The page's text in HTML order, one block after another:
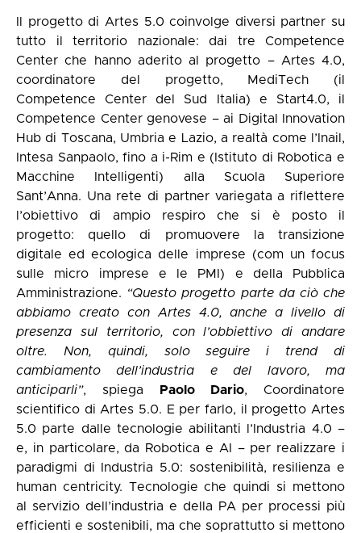
Il progetto di Artes 5.0 coinvolge diversi partner su
tutto il territorio nazionale: dai tre Competence
Center che hanno aderito al progetto – Artes 4.0,
coordinatore del progetto, MediTech (il
Competence Center del Sud Italia) e Start4.0, il
Competence Center genovese – ai Digital Innovation
Hub di Toscana, Umbria e Lazio, a realtà come l’Inail,
Intesa Sanpaolo, fino a i-Rim e (Istituto di Robotica e
Macchine Intelligenti) alla Scuola Superiore
Sant’Anna. Una rete di partner variegata a riflettere
l’obiettivo di ampio respiro che si è posto il
progetto: quello di promuovere la transizione
digitale ed ecologica delle imprese (com un focus
sulle micro imprese e le PMI) e della Pubblica
Amministrazione. “Questo progetto parte da ciò che
abbiamo creato con Artes 4.0, anche a livello di
presenza sul territorio, con l’obbiettivo di andare
oltre. Non, quindi, solo seguire i trend di
cambiamento dell’industria e del lavoro, ma
anticiparli”, spiega Paolo Dario, Coordinatore
scientifico di Artes 5.0. E per farlo, il progetto Artes
5.0 parte dalle tecnologie abilitanti l’Industria 4.0 –
e, in particolare, da Robotica e AI – per realizzare i
paradigmi di Industria 5.0: sostenibilità, resilienza e
human centricity. Tecnologie che quindi si mettono
al servizio dell’industria e della PA per processi più
efficienti e sostenibili, ma che soprattutto si mettono